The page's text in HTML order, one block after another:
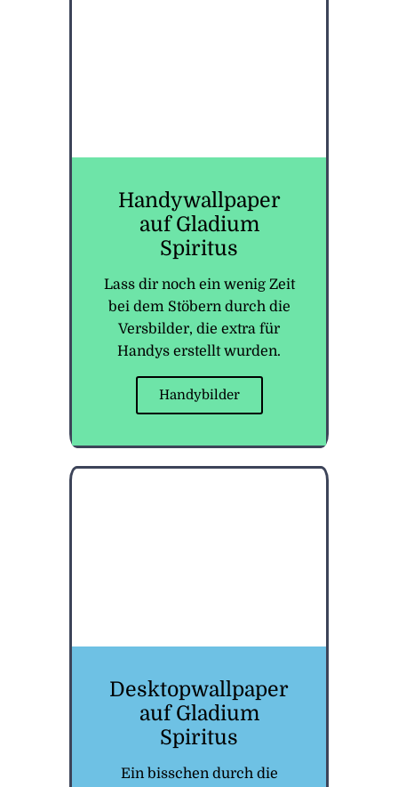
Handywallpaper
auf Gladium
Spiritus
Lass dir noch ein wenig Zeit
bei dem Stöbern durch die
Versbilder, die extra für
Handys erstellt wurden.
Handybilder
Desktopwallpaper
auf Gladium
Spiritus
Ein bisschen durch die